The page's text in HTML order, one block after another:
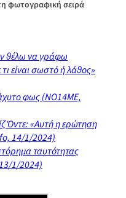
φωτογραφική σειρά
θέλω να γράφω
είναι σωστό ή λάθος»
φως(NO14ME,
Όντε: «Αυτή η ερώτηση
14/1/2024)
ταυτότητας
1/2024)